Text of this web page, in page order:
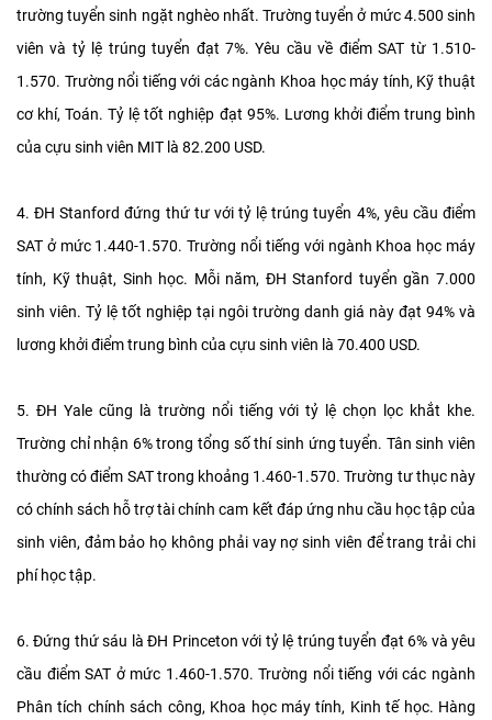
trường tuyển sinh ngặt nghèo nhất. Trường tuyển ở mức 4.500 sinh
viên và tỷ lệ trúng tuyển đạt 7%. Yêu cầu về điểm SAT từ 1.510-
1.570. Trường nổi tiếng với các ngành Khoa học máy tính, Kỹ thuật
cơ khí, Toán. Tỷ lệ tốt nghiệp đạt 95%. Lương khởi điểm trung bình
của cựu sinh viên MIT là 82.200 USD.
4. ĐH Stanford đứng thứ tư với tỷ lệ trúng tuyển 4%, yêu cầu điểm
SAT ở mức 1.440-1.570. Trường nổi tiếng với ngành Khoa học máy
tính, Kỹ thuật, Sinh học. Mỗi năm, ĐH Stanford tuyển gần 7.000
sinh viên. Tỷ lệ tốt nghiệp tại ngôi trường danh giá này đạt 94% và
lương khởi điểm trung bình của cựu sinh viên là 70.400 USD.
5. ĐH Yale cũng là trường nổi tiếng với tỷ lệ chọn lọc khắt khe.
Trường chỉ nhận 6% trong tổng số thí sinh ứng tuyển. Tân sinh viên
thường có điểm SAT trong khoảng 1.460-1.570. Trường tư thục này
có chính sách hỗ trợ tài chính cam kết đáp ứng nhu cầu học tập của
sinh viên, đảm bảo họ không phải vay nợ sinh viên để trang trải chi
phí học tập.
6. Đứng thứ sáu là ĐH Princeton với tỷ lệ trúng tuyển đạt 6% và yêu
cầu điểm SAT ở mức 1.460-1.570. Trường nổi tiếng với các ngành
Phân tích chính sách công, Khoa học máy tính, Kinh tế học. Hàng